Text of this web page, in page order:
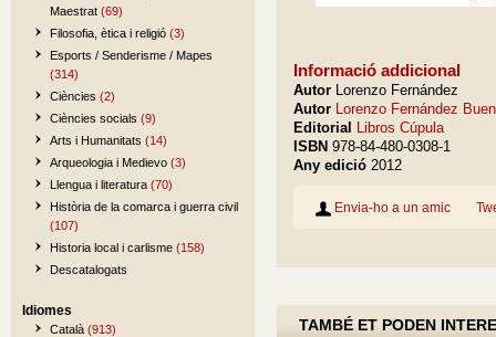
Maestrat (69)
Filosofia, ètica i religió (3)
Esports / Senderisme / Mapes
(314)
Ciències (2)
Ciències socials (9)
Arts i Humanitats (14)
Arqueologia i Medievo (3)
Llengua i literatura (70)
Història de la comarca i guerra civil
(107)
Historia local i carlisme (158)
Descatalogats
Idiomes
Català (913)
Informació addicional
Autor Lorenzo Fernández
Autor Lorenzo Fernández
Editorial Libros Cúpula
ISBN 978-84-480-0308-1
Any edició 2012
Envia-ho a un amic
TAMBÉ ET PODEN